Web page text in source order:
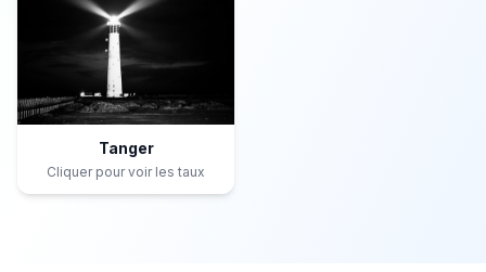
Tanger
Cliquer pour voir les taux